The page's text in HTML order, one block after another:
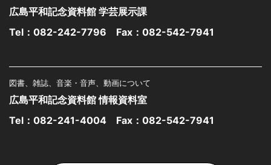
広島平和記念資料館 学芸展示課
Tel： 082-242-7796 Fax：082-542-7941
図書、雑誌、音楽・音声、動画について
広島平和記念資料館 情報資料室
Tel： 082-241-4004 Fax：082-542-7941